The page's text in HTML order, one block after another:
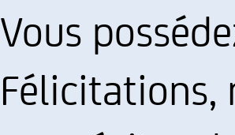
Vous
Félicitations,